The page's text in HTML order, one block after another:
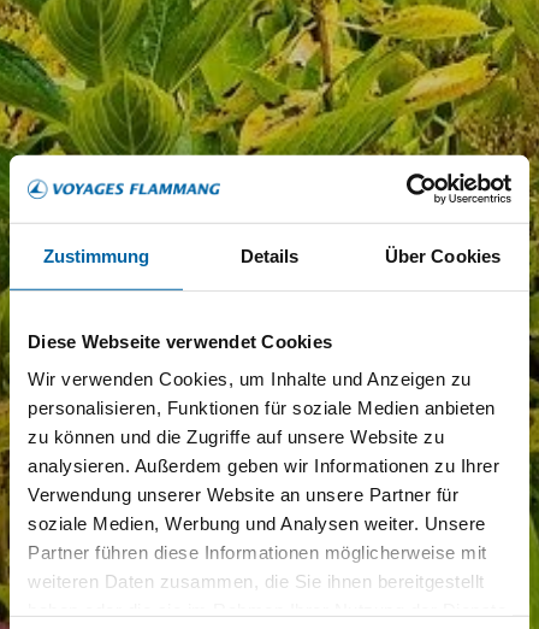
Zustimmung Details Über Cookies
Diese Webseite verwendet Cookies
Wir verwenden Cookies, um Inhalte und Anzeigen zu
personalisieren, Funktionen für soziale Medien anbieten
zu können und die Zugriffe auf unsere Website zu
analysieren. Außerdem geben wir Informationen zu Ihrer
Verwendung unserer Website an unsere Partner für
soziale Medien, Werbung und Analysen weiter. Unsere
Partner führen diese Informationen möglicherweise mit
weiteren Daten zusammen, die Sie ihnen bereitgestellt